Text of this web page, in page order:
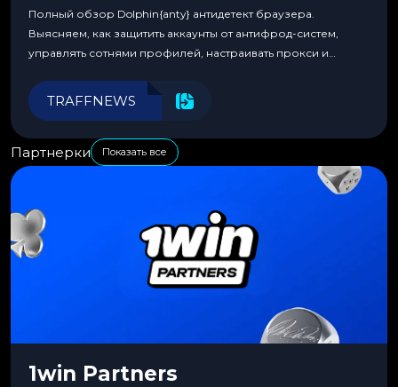
Полный обзор Dolphin{anty} антидетект браузера.
Выясняем, как защитить аккаунты от антифрод-систем,
управлять сотнями профилей, настраивать прокси и
эффективности.
TRAFFNEWS
Партнерки Показать все
1win Partners